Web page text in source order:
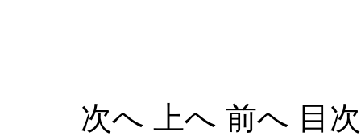
次へ 上へ 前へ 目